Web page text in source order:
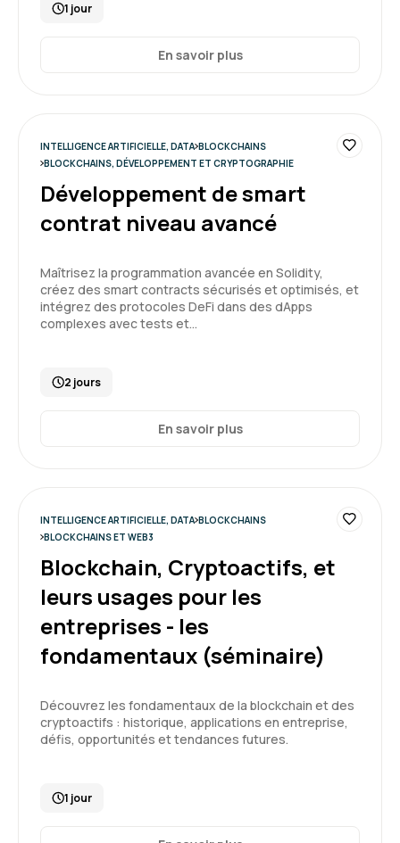
1 jour
En savoir plus
INTELLIGENCE ARTIFICIELLE, DATA BLOCKCHAINS
BLOCKCHAINS, DÉVELOPPEMENT ET CRYPTOGRAPHIE
Développement de smart
contrat niveau avancé
Maîtrisez la programmation avancée en Solidity,
créez des smart contracts sécurisés et optimisés, et
intégrez des protocoles DeFi dans des dApps
complexes avec tests et…
2 jours
En savoir plus
INTELLIGENCE ARTIFICIELLE, DATA BLOCKCHAINS
BLOCKCHAINS ET WEB3
Blockchain, Cryptoactifs, et
leurs usages pour les
entreprises - les
fondamentaux (séminaire)
Découvrez les fondamentaux de la blockchain et des
cryptoactifs : historique, applications en entreprise,
défis, opportunités et tendances futures.
1 jour